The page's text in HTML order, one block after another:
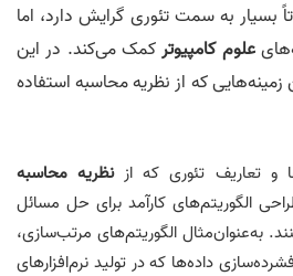
بسیار به سمت تئوری گرایش دارد، اما
علوم کامپیوترکمک می‌کند. در این
که از نظریه محاسبه استفاده
و تعاریف تئوری که ازنظریه محاسبه
الگوریتم‌های کارآمد برای حل مسائل
به‌عنوان‌مثال الگوریتم‌های مرتب‌سازی،
داده‌ها که در تولید نرم‌افزارهای